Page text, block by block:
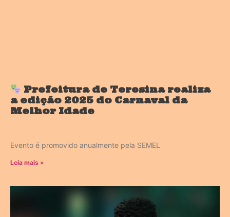
Prefeitura de Teresina realiza
a edição 2025 do Carnaval da
Melhor Idade
Evento é promovido anualmente pela SEMEL
Leia mais »